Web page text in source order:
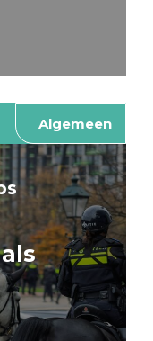
Algemeen